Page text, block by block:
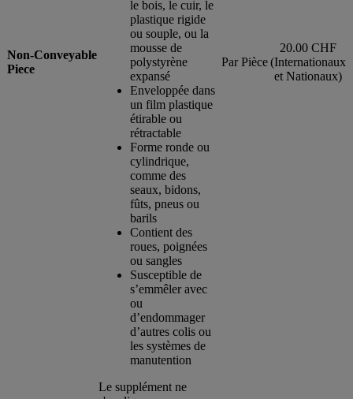
Non-Conveyable
Piece
le bois, le cuir, le
plastique rigide
ou souple, ou la
mousse de
polystyrène
expansé
Enveloppée dans
un film plastique
étirable ou
rétractable
Forme ronde ou
cylindrique,
comme des
seaux, bidons,
fûts, pneus ou
barils
Contient des
roues, poignées
ou sangles
Susceptible de
s’emmêler avec
ou
d’endommager
d’autres colis ou
les systèmes de
manutention
Le supplément ne
Par Pièce
20.00 CHF
(Internationaux
et Nationaux)